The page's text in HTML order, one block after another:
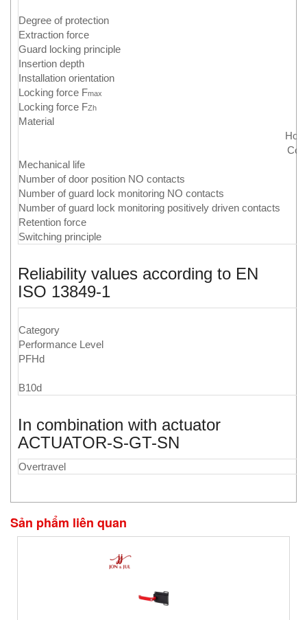
Degree of protection
Extraction force
Guard locking principle
Insertion depth
Installation orientation
Locking force Fmax
Locking force FZh
Material
Mechanical life
Number of door position NO contacts
Number of guard lock monitoring NO contacts
Number of guard lock monitoring positively driven contacts
Retention force
Switching principle
Reliability values according to EN
ISO 13849-1
Category
Performance Level
PFHd
B10d
In combination with actuator
ACTUATOR-S-GT-SN
Overtravel
Sản phẩm liên quan